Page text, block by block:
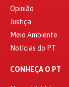
Opinião
Justiça
Meio Ambiente
Notícias do PT
CONHEÇA O PT